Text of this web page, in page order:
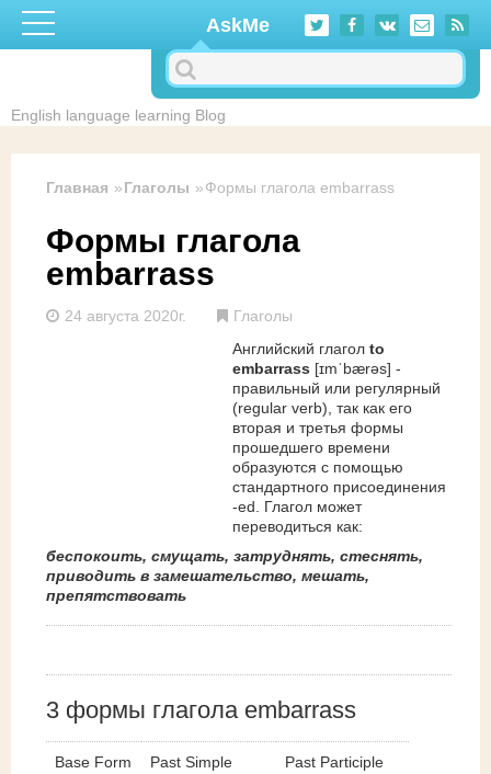
Перейти к основному содержанию
AskMe
English language learning Blog
Главная Глаголы Формы глагола embarrass
Формы глагола
embarrass
24 августа 2020г.
Глаголы
Английский глагол to
embarrass [ɪmˈbærəs] -
правильный или регулярный
(regular verb), так как его
вторая и третья формы
прошедшего времени
образуются с помощью
стандартного присоединения
-ed. Глагол может
переводиться как:
беспокоить, смущать, затруднять, стеснять,
приводить в замешательство, мешать,
препятствовать
3 формы глагола embarrass
Base Form
Past Simple
Past Participle